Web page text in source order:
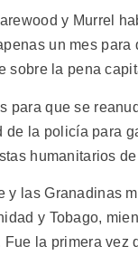
y Murrel
un mes
sobre la pena
para que se
la policía para
humanitarios
y las Granadinas
y Tobago,
la primera